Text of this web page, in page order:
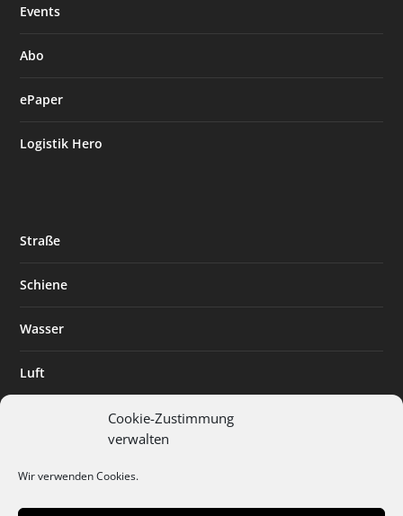
Cookie-Zustimmung
verwalten
Wir verwenden Cookies.
Events
Abo
ePaper
Logistik Hero
Straße
Schiene
Wasser
Luft
Digitalisierung